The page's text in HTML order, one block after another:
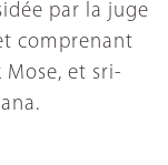
par la juge
comprenant
et sri-